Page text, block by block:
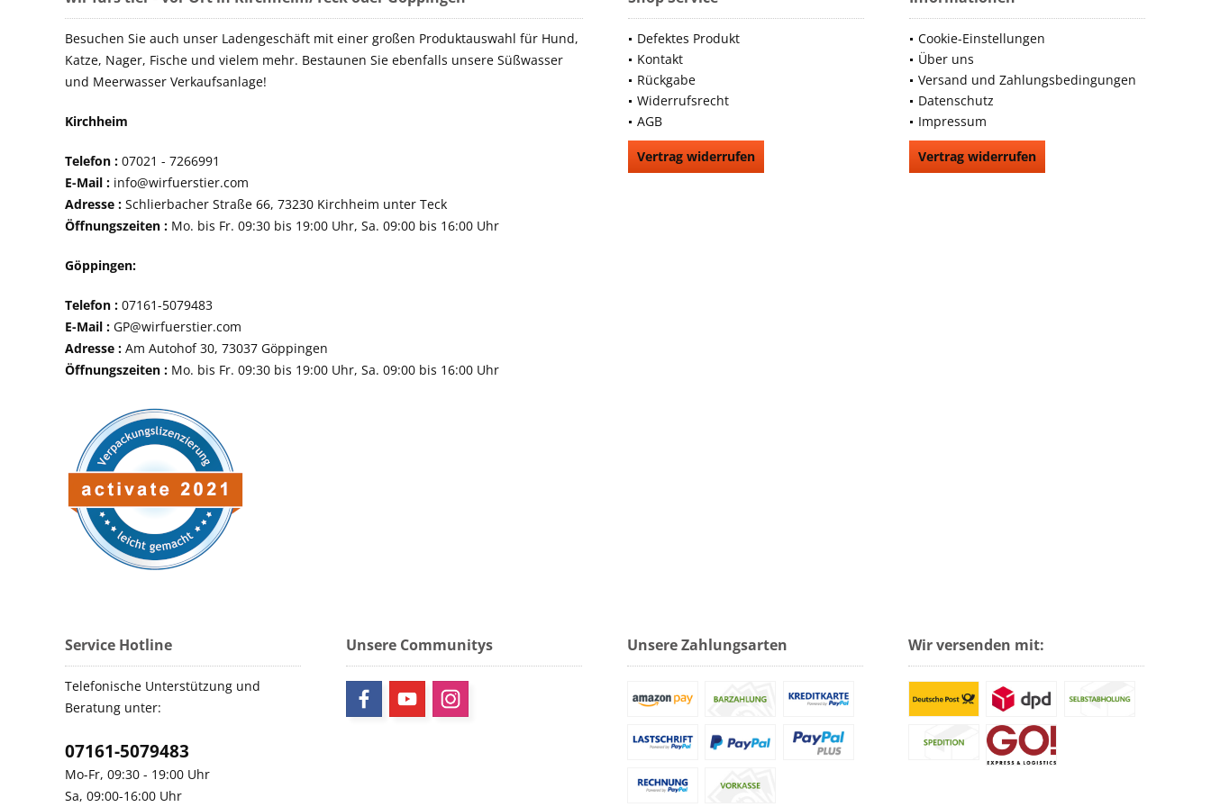
Besuchen Sie auch unser Ladengeschäft mit einer großen Produktauswahl für Hund,
Katze, Nager, Fische und vielem mehr. Bestaunen Sie ebenfalls unsere Süßwasser
und Meerwasser Verkaufsanlage!
Kirchheim
Telefon : 07021 - 7266991
E-Mail : info@wirfuerstier.com
Adresse : Schlierbacher Straße 66, 73230 Kirchheim unter Teck
Öffnungszeiten : Mo. bis Fr. 09:30 bis 19:00 Uhr, Sa. 09:00 bis 16:00 Uhr
Göppingen:
Telefon : 07161-5079483
E-Mail : GP@wirfuerstier.com
Adresse : Am Autohof 30, 73037 Göppingen
Öffnungszeiten : Mo. bis Fr. 09:30 bis 19:00 Uhr, Sa. 09:00 bis 16:00 Uhr
Defektes Produkt
Kontakt
Rückgabe
Widerrufsrecht
AGB
Vertrag widerrufen
Cookie-Einstellungen
Über uns
Versand und Zahlungsbedingungen
Datenschutz
Impressum
Vertrag widerrufen
Service Hotline
Telefonische Unterstützung und
Beratung unter:
07161-5079483
Mo-Fr, 09:30 - 19:00 Uhr
Sa, 09:00-16:00 Uhr
Unsere Communitys Unsere Zahlungsarten Wir versenden mit: